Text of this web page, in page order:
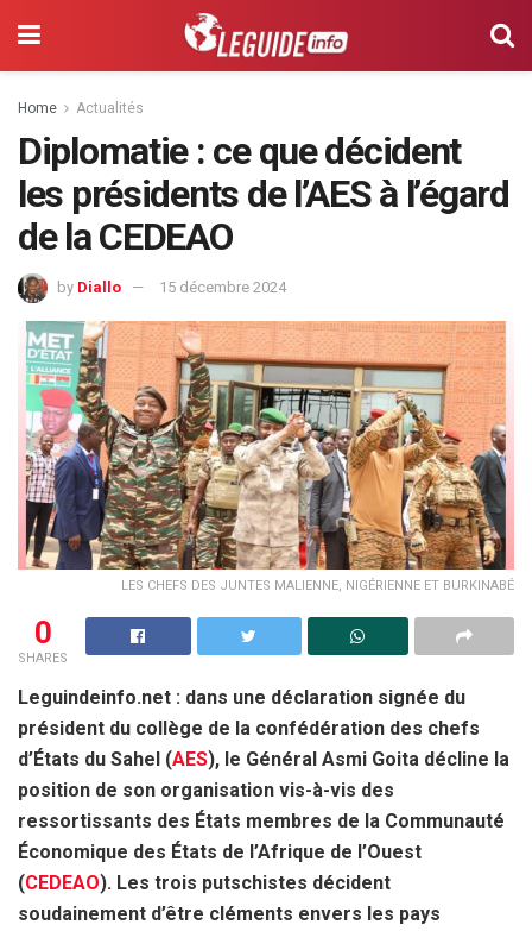
Home Actualités
Diplomatie : ce que décident
les présidents de l’AES à l’égard
de la CEDEAO
by Diallo 15 décembre 2024
LES CHEFS DES JUNTES MALIENNE, NIGÉRIENNE ET BURKINABÉ
0
SHARES
Leguindeinfo.net : dans une déclaration signée du
président du collège de la confédération des chefs
d’États du Sahel (AES), le Général Asmi Goita décline la
position de son organisation vis-à-vis des
ressortissants des États membres de la Communauté
Économique des États de l’Afrique de l’Ouest
(CEDEAO). Les trois putschistes décident
soudainement d’être cléments envers les pays